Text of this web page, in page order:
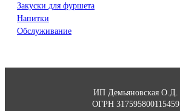
Закуски для фуршета
Напитки
Обслуживание
ИП Демьяновская О.Д.
ОГРН 317595800115459